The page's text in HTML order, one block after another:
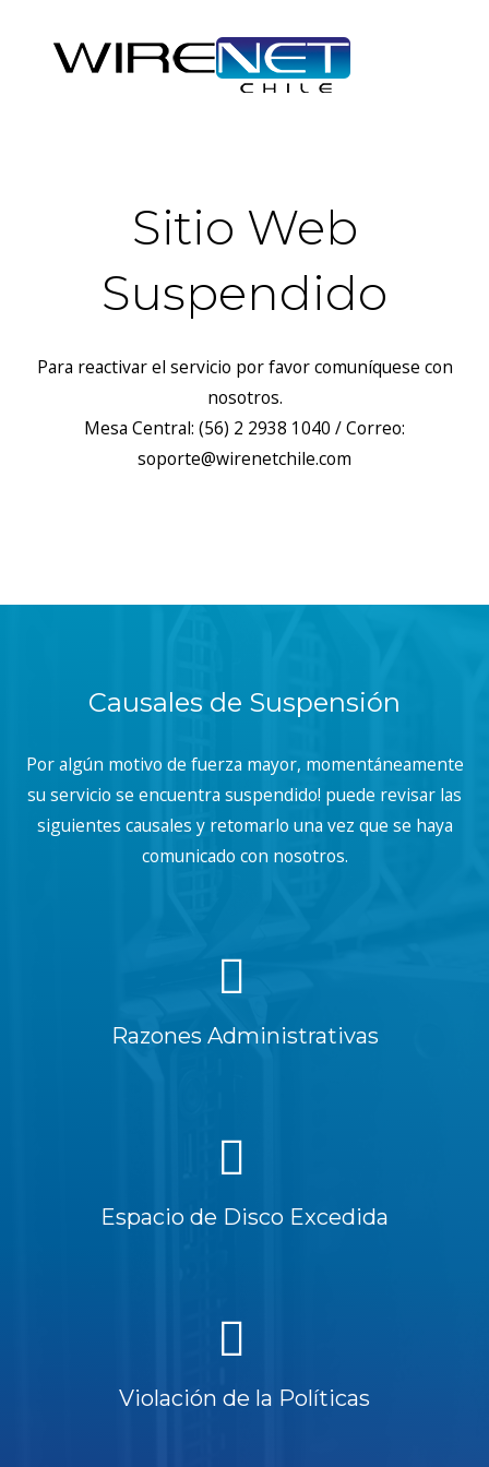
Sitio Web
Suspendido
Para reactivar el servicio por favor comuníquese con
nosotros.
Mesa Central: (56) 2 2938 1040 / Correo:
soporte@wirenetchile.com
Causales de Suspensión
Por algún motivo de fuerza mayor, momentáneamente
su servicio se encuentra suspendido! puede revisar las
siguientes causales y retomarlo una vez que se haya
comunicado con nosotros.
Razones Administrativas
Espacio de Disco Excedida
Violación de la Políticas